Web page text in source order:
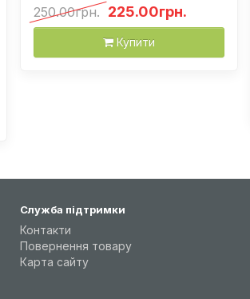
250.00грн. 225.00грн.
Купити
Служба підтримки
Контакти
Повернення товару
Карта сайту